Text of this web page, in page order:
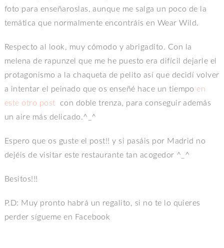
foto para enseñaroslas, aunque me salga un poco de la
temática que normalmente encontráis en Wear Wild.
Respecto al look, muy cómodo y abrigadito. Con la
melena de rapunzel que me he puesto era difícil dejarle el
protagonismo a la chaqueta de pelito así que decidí volver
a intentar el peinado que os enseñé hace un tiempo en
este otro post con doble trenza, para conseguir además
un aire más delicado.^_^
Espero que os guste el post!! y si pasáis por Madrid no
dejéis de visitar este restaurante tan acogedor ^_^
Besitos!!!
P.D: Muy pronto habrá un regalito, si no te lo quieres
perder sígueme en Facebook